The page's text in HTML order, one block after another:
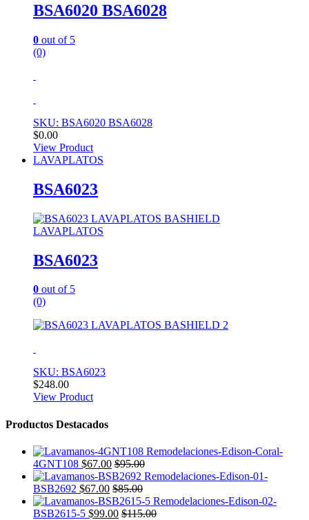
BSA6020 BSA6028
0 out of 5
(0)
SKU: BSA6020 BSA6028
$0.00
View Product
LAVAPLATOS
BSA6023
LAVAPLATOS
BSA6023
0 out of 5
(0)
SKU: BSA6023
$248.00
View Product
Productos Destacados
4GNT108 $67.00 $95.00
BSB2692 $67.00 $85.00
BSB2615-5 $99.00 $115.00